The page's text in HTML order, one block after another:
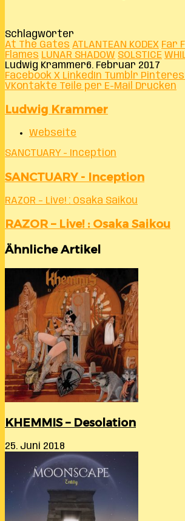
Schlagwörter
At The Gates ATLANTEAN KODEX Far
Flames LUNAR SHADOW SOLSTICE
Ludwig Krammer6. Februar 2017
Facebook X LinkedIn Tumblr
VKontakte Teile per E-Mail Drucken
Ludwig Krammer
Webseite
SANCTUARY - Inception
SANCTUARY - Inception
RAZOR – Live! : Osaka Saikou
RAZOR – Live! : Osaka Saikou
Ähnliche Artikel
KHEMMIS – Desolation
25. Juni 2018